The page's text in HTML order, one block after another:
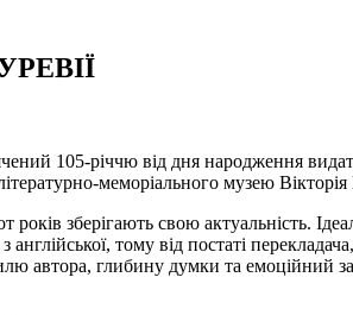
105-річчю від дня народження
меморіального музею
зберігають свою актуальність.
тому від постаті
автора, глибину думки та емоційний